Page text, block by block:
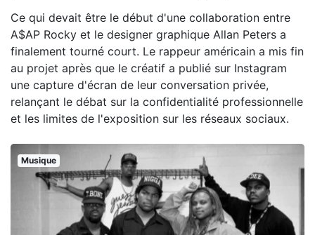
Ce qui devait être le début d'une collaboration entre
A$AP Rocky et le designer graphique Allan Peters a
finalement tourné court. Le rappeur américain a mis fin
au projet après que le créatif a publié sur Instagram
une capture d'écran de leur conversation privée,
relançant le débat sur la confidentialité professionnelle
et les limites de l'exposition sur les réseaux sociaux.
Musique